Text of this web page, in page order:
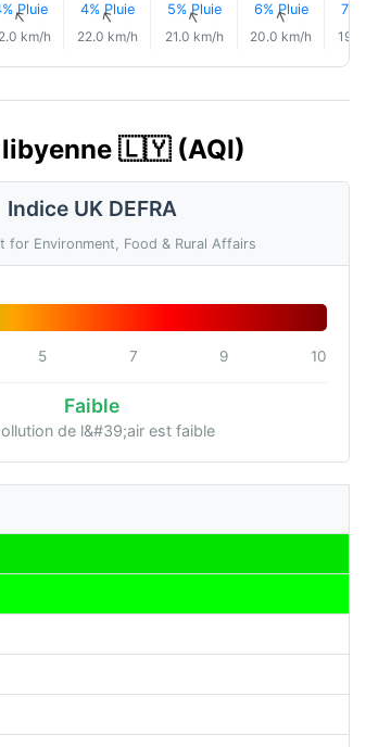
Pluie
↑
km/h
4% Pluie
↑
22.0 km/h
5% Pluie
↑
21.0 km/h
6% Pluie
↑
20.0 km/h
7% Pluie
19.0 km/h
libyenne 🇱🇾 (AQI)
Indice UK DEFRA
for Environment, Food & Rural Affairs
5 7 9 10
Faible
de l&#39;air est faible